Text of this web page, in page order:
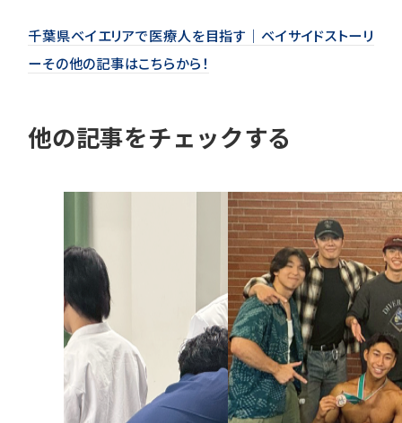
千葉県ベイエリアで医療人を目指す│ベイサイドストーリ
ーその他の記事はこちらから！
他の記事をチェックする